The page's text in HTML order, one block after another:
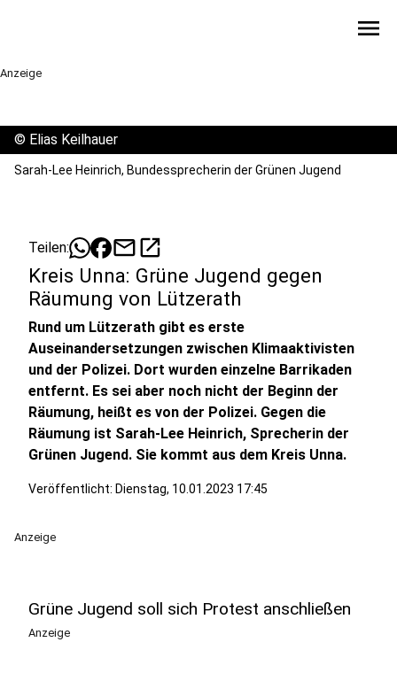
menu
Anzeige
© Elias Keilhauer
Sarah-Lee Heinrich, Bundessprecherin der Grünen Jugend
Teilen: mailopen_in_new
Kreis Unna: Grüne Jugend gegen
Räumung von Lützerath
Rund um Lützerath gibt es erste
Auseinandersetzungen zwischen Klimaaktivisten
und der Polizei. Dort wurden einzelne Barrikaden
entfernt. Es sei aber noch nicht der Beginn der
Räumung, heißt es von der Polizei. Gegen die
Räumung ist Sarah-Lee Heinrich, Sprecherin der
Grünen Jugend. Sie kommt aus dem Kreis Unna.
Veröffentlicht: Dienstag, 10.01.2023 17:45
Anzeige
Grüne Jugend soll sich Protest anschließen
Anzeige